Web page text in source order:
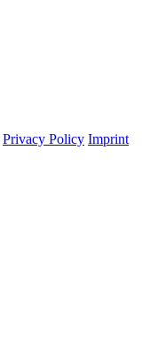
Privacy Policy Imprint